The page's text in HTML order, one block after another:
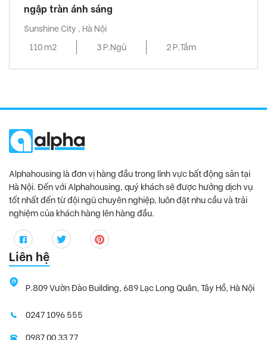
ngập tràn ánh sáng
Sunshine City , Hà Nội
110 m2
3 P.Ngủ 2 P.Tắm
Alphahousing là đơn vị hàng đầu trong lĩnh vực bất động sản tại
Hà Nội. Đến với Alphahousing, quý khách sẽ được hưởng dịch vụ
tốt nhất đến từ đội ngũ chuyên nghiệp, luôn đặt nhu cầu và trải
nghiệm của khách hàng lên hàng đầu.
Liên hệ
P.809 Vườn Đào Building, 689 Lạc Long Quân, Tây Hồ, Hà Nội
0247 1096 555
0987 00 33 77